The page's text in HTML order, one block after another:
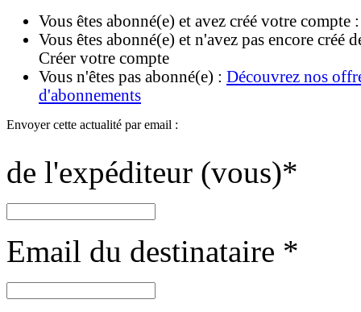
Vous êtes abonné(e) et avez créé votre compte
Vous êtes abonné(e) et n'avez pas encore créé
Créer votre compte
Vous n'êtes pas abonné(e) : Découvrez nos
d'abonnements
Envoyer cette actualité par email :
de l'expéditeur (vous)*
Email du destinataire *